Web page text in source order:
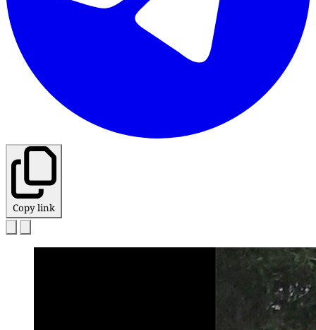
Copy link